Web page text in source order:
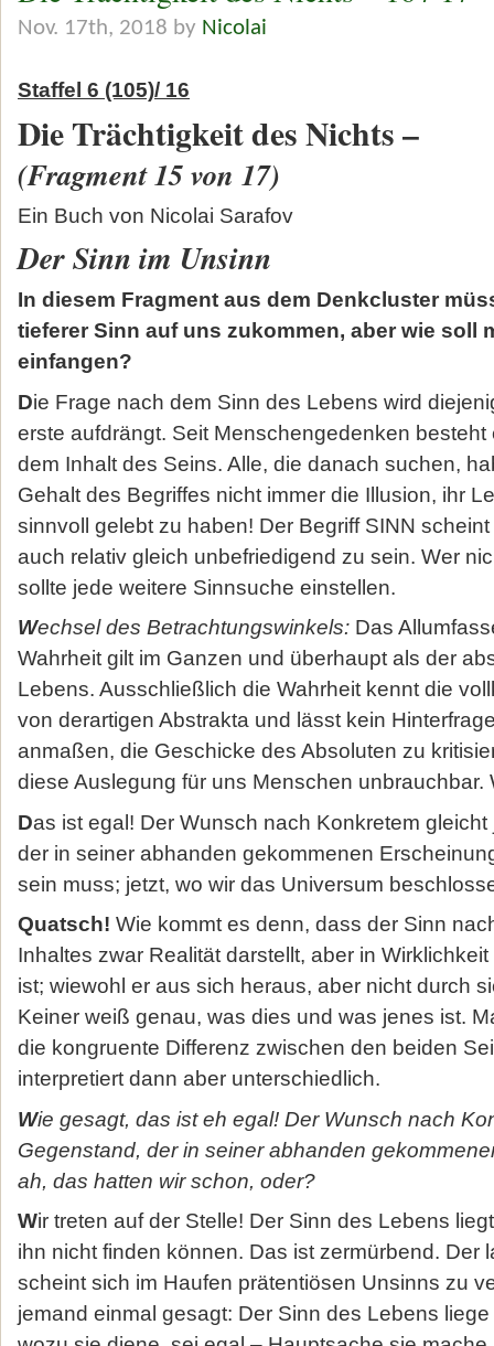
Nov. 17th, 2018 by Nicolai
Staffel 6 (105)/ 16
Die Trächtigkeit des Nichts –
(Fragment 15 von 17)
Ein Buch von Nicolai Sarafov
Der Sinn im Unsinn
In diesem Fragment aus dem Denkcluster
tieferer Sinn auf uns zukommen, aber wie soll
einfangen?
Die Frage nach dem Sinn des Lebens wird
erste aufdrängt. Seit Menschengedenken
dem Inhalt des Seins. Alle, die danach suchen,
Gehalt des Begriffes nicht immer die Illusion, ihr
sinnvoll gelebt zu haben! Der Begriff SINN
auch relativ gleich unbefriedigend zu sein. Wer
sollte jede weitere Sinnsuche einstellen.
Wechsel des Betrachtungswinkels: Das
Wahrheit gilt im Ganzen und überhaupt als der
Lebens. Ausschließlich die Wahrheit kennt die
von derartigen Abstrakta und lässt kein
anmaßen, die Geschicke des Absoluten zu
diese Auslegung für uns Menschen unbrauchbar.
Das ist egal! Der Wunsch nach Konkretem
der in seiner abhanden gekommenen
sein muss; jetzt, wo wir das Universum
Quatsch! Wie kommt es denn, dass der Sinn
Inhaltes zwar Realität darstellt, aber in
ist; wiewohl er aus sich heraus, aber nicht durch
Keiner weiß genau, was dies und was jenes ist.
die kongruente Differenz zwischen den beiden
interpretiert dann aber unterschiedlich.
Wie gesagt, das ist eh egal! Der Wunsch nach
Gegenstand, der in seiner abhanden
ah, das hatten wir schon, oder?
Wir treten auf der Stelle! Der Sinn des Lebens
ihn nicht finden können. Das ist zermürbend. Der
scheint sich im Haufen prätentiösen Unsinns zu
jemand einmal gesagt: Der Sinn des Lebens